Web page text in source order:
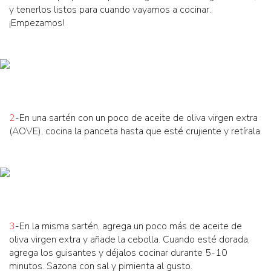
y tenerlos listos para cuando vayamos a cocinar.
¡Empezamos!
2-En una sartén con un poco de aceite de oliva virgen extra
(AOVE), cocina la panceta hasta que esté crujiente y retírala.
3-En la misma sartén, agrega un poco más de aceite de
oliva virgen extra y añade la cebolla. Cuando esté dorada,
agrega los guisantes y déjalos cocinar durante 5-10
minutos. Sazona con sal y pimienta al gusto.